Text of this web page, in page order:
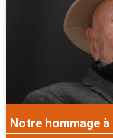
Notre hommage à